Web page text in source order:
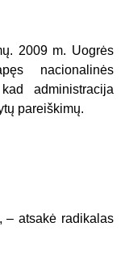
2009 m. Uogrės
nacionalinės
administracija
pareiškimų.
– atsakė radikalas